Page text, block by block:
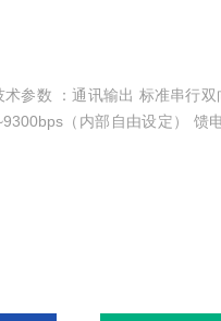
参数 ：通讯输出 标准串行
（内部自由设定） 馈